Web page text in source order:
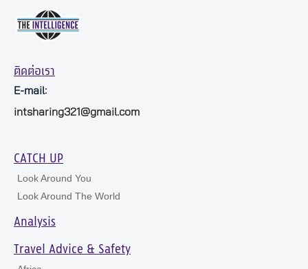
ติดต่อเรา
E-mail:
intsharing321@gmail.com
CATCH UP
Look Around You
Look Around The World
Analysis
Travel Advice & Safety